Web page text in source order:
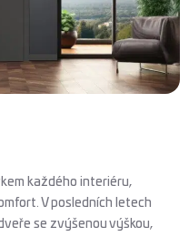
každého interiéru,
V posledních letech
se zvýšenou výškou,